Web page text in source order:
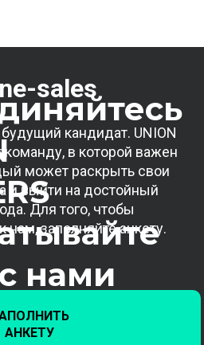
sales
кандидат. UNION
команду, в которой важен
может раскрыть свои
и выйти на достойный
Для того, чтобы
нам, заполняйте анкету.
АНКЕТУ
нами